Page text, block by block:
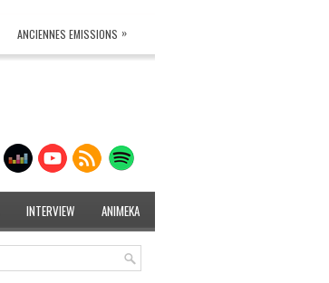
ANCIENNES EMISSIONS »
INTERVIEW ANIMEKA